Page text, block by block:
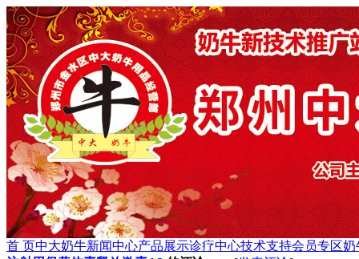
首 页中大奶牛新闻中心产品展示诊疗中心技术支持会员专区奶